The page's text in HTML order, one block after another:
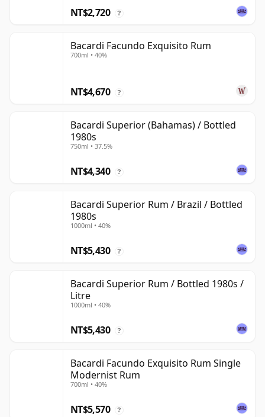
NT$2,720 ?
Bacardi Facundo Exquisito Rum
700ml • 40%
NT$4,670 ?
Bacardi Superior (Bahamas) / Bottled
1980s
750ml • 37.5%
NT$4,340 ?
Bacardi Superior Rum / Brazil / Bottled
1980s
1000ml • 40%
NT$5,430 ?
Bacardi Superior Rum / Bottled 1980s /
Litre
1000ml • 40%
NT$5,430 ?
Bacardi Facundo Exquisito Rum Single
Modernist Rum
700ml • 40%
NT$5,570 ?